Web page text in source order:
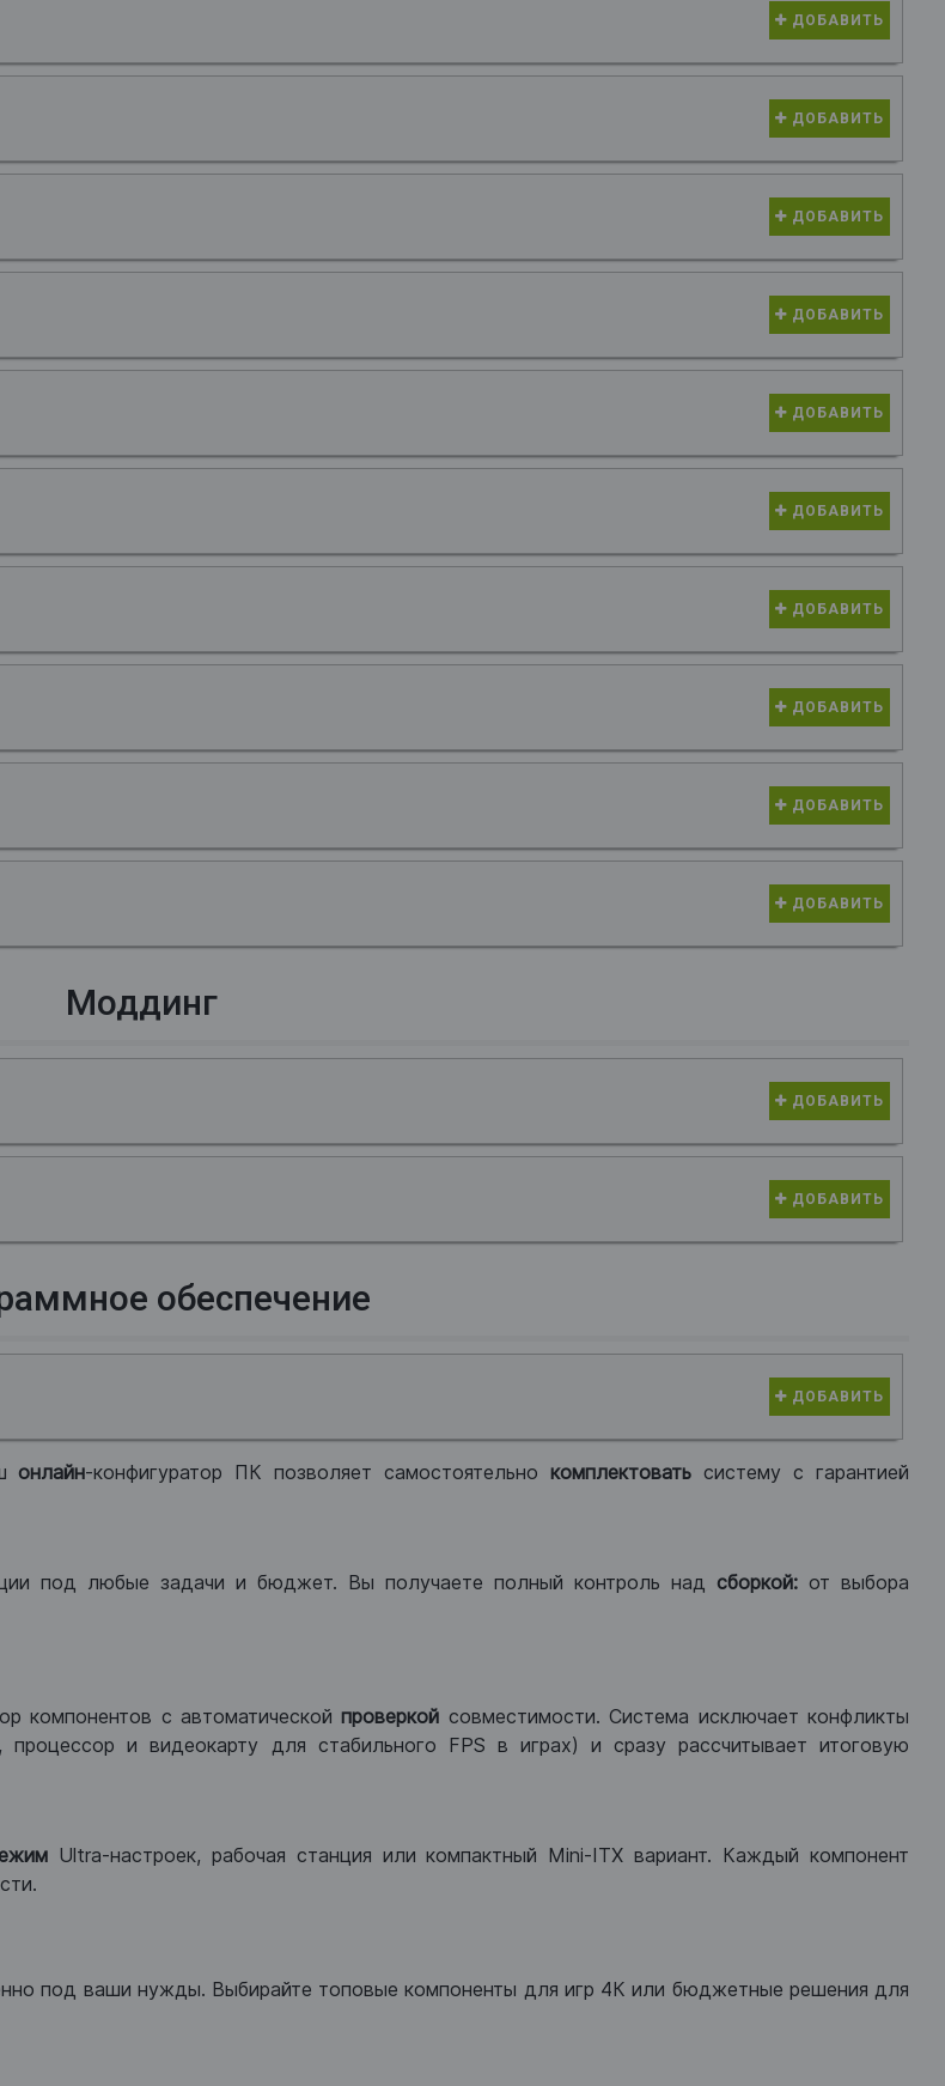
ДОБАВИТЬ
ДОБАВИТЬ
ДОБАВИТЬ
ДОБАВИТЬ
ДОБАВИТЬ
ДОБАВИТЬ
ДОБАВИТЬ
ДОБАВИТЬ
ДОБАВИТЬ
ДОБАВИТЬ
Моддинг
ДОБАВИТЬ
ДОБАВИТЬ
обеспечение
ДОБАВИТЬ
онлайн-конфигуратор ПК позволяет самостоятельно комплектоватьсистему с гарантией
под любые задачи и бюджет. Вы получаете полный контроль над сборкой: от выбора
компонентов с автоматическойпроверкой совместимости. Система исключает конфликты
и видеокарту для стабильного FPS в играх) и сразу рассчитывает итоговую
Ultra-настроек, рабочая станция или компактный Mini-ITX вариант. Каждый компонент
под ваши нужды. Выбирайте топовые компоненты для игр 4К или бюджетные решения для